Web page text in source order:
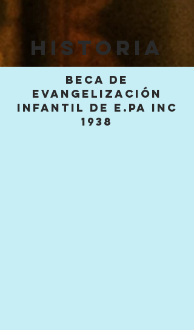
Historia
Beca de
evangelización
infantil de E.PA INC
1938